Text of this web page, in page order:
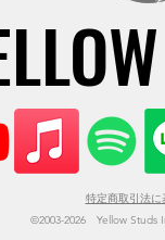
特定商取引法に
©2003-2026 Yellow Studs